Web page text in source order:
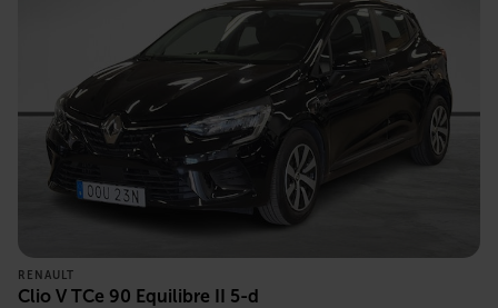
RENAULT
Clio V TCe 90 Equilibre II 5-d